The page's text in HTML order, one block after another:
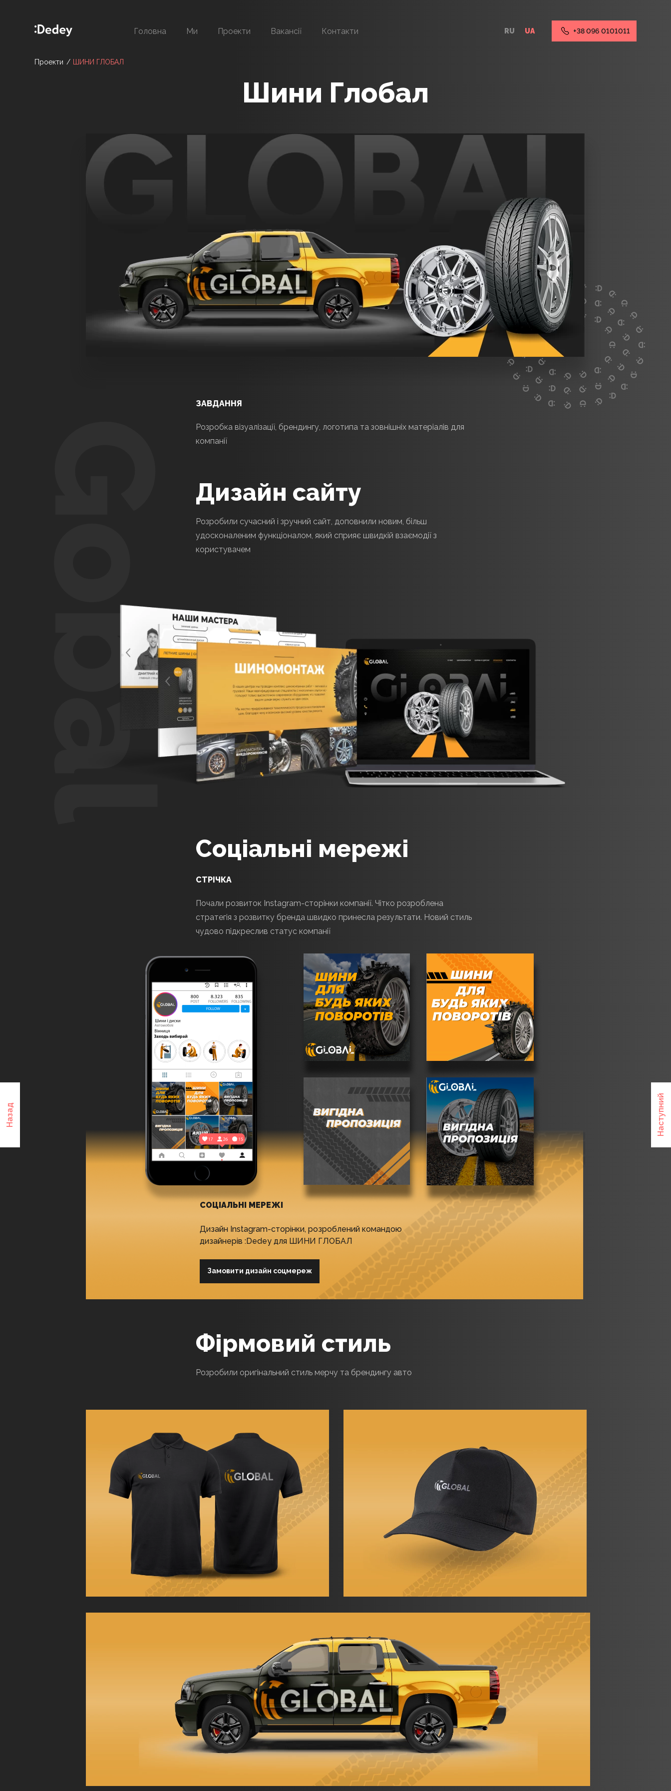
Головна Ми Проекти Вакансії Контакти RU UA +38 096 0101011
Проекти ШИНИ ГЛОБАЛ
Назад Наступний
Шини Глобал
ЗАВДАННЯ
Розробка візуалізації, брендингу, логотипа та зовнішніх матеріалів для
компанії
дизайн сайту
Розробили сучасний і зручний сайт, доповнили новим, більш
удосконаленим функціоналом, який сприяє швидкій взаємодії з
користувачем
соціальні мережі
СТРІЧКА
Почали розвиток Instagram-сторінки компанії. Чітко розроблена
стратегія з розвитку бренда швидко принесла результати. Новий стиль
чудово підкреслив статус компанії
СОЦІАЛЬНІ МЕРЕЖІ
Дизайн Instagram-сторінки, розроблений командою
дизайнерів :Dedey для ШИНИ ГЛОБАЛ
Замовити дизайн соцмереж
фірмовий стиль
Розробили оригінальний стиль мерчу та брендингу авто
Gobal